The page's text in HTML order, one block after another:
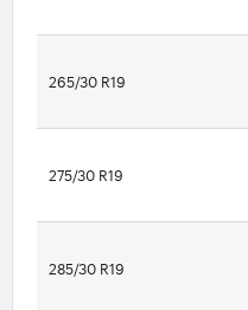
265/30 R19
275/30 R19
285/30 R19